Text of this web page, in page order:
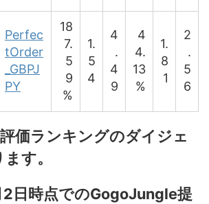
Perfec
tOrder
_GBPJ
PY
18
7.
5
9
%
1.
5
4
4
.
4
9
4
4.
13
%
1.
8
1
2
.
5
6
価ランキングのダイジェ
す。
日時点でのGogoJungle提